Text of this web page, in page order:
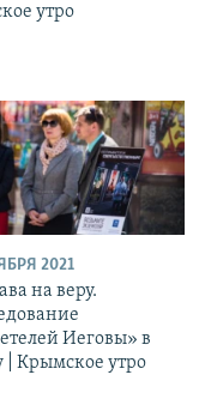
утро
2021
на веру.
Иеговы» в
Крымское утро